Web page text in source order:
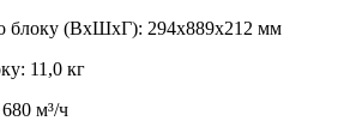
блоку (ВхШхГ): 294х889х212 мм
: 11,0 кг
680 м³/ч